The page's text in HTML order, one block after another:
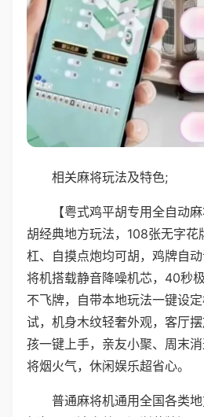
相关麻将玩法及特色;
【粤式鸡平胡专用全自动
胡经典地方玩法，108张无字花
杠、自摸点炮均可胡，鸡牌自
将机搭载静音降噪机芯，40秒
不飞牌，自带本地玩法一键设
试，机身木纹轻奢外观，客厅
孩一键上手，亲友小聚、周末
将烟火气，休闲娱乐超省心。
普通麻将机通用全国各类